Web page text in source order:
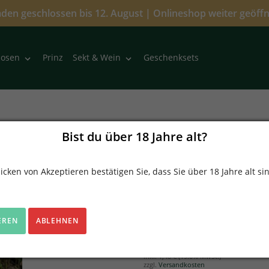
Bist du über 18 Jahre alt?
von Akzeptieren bestätigen Sie, dass Sie über 18 Jahre alt
ABLEHNEN
geschlossen bis 12. August | Onlineshop weiter
Prinz Sekt & Wein Geschenksets
NEU
Michel Gassier
inkl.1,48 €(19.0% MwSt.)
zzgl. Versandkosten